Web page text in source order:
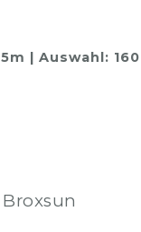
| Auswahl:
Broxsun